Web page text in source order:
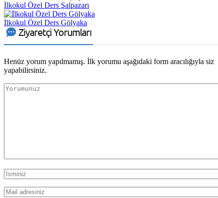
İlkokul Özel Ders Şalpazarı
İlkokul Özel Ders Gölyaka
Ziyaretçi Yorumları
Henüz yorum yapılmamış. İlk yorumu aşağıdaki form aracılığıyla siz
yapabilirsiniz.